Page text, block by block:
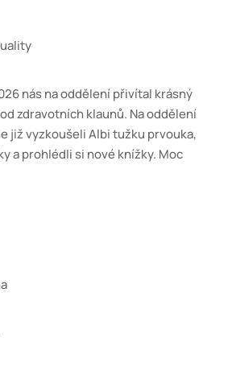
nás na oddělení přivítal krásný
zdravotních klaunů. Na oddělení
již vyzkoušeli Albi tužku prvouka,
a prohlédli si nové knížky. Moc